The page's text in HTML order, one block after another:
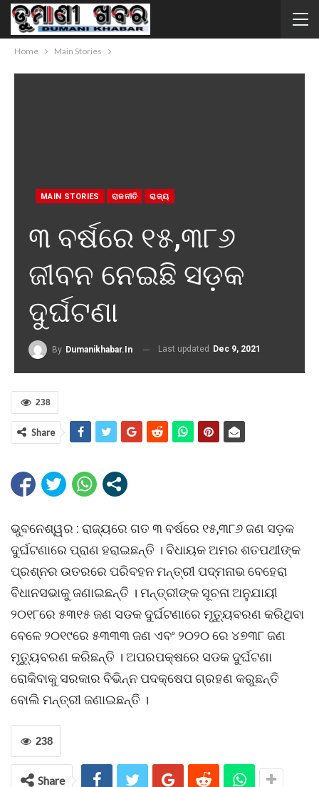
Home Main Stories
MAIN STORIES ରାଜନୀତି ରାଜ୍ୟ
୩ ବର୍ଷରେ ୧୫,୩୮୬
ଜୀବନ ନେଇଛି ସଡ଼କ
ଦୁର୍ଘଟଣା
By Dumanikhabar.in Last updated Dec 9, 2021
238
Share
ଭୁବନେଶ୍ୱର : ରାଜ୍ୟରେ ଗତ ୩ ବର୍ଷରେ ୧୫,୩୮୬ ଜଣ ସଡ଼କ
ଦୁର୍ଘଟଣାରେ ପ୍ରାଣ ହରାଇଛନ୍ତି । ବିଧାୟକ ଅମର ଶତପଥୀଙ୍କ
ପ୍ରଶ୍ନର ଉତରରେ ପରିବହନ ମନ୍ତ୍ରୀ ପଦ୍ମନାଭ ବେହେରା
ବିଧାନସଭାକୁ ଜଣାଇଛନ୍ତି । ମନ୍ତ୍ରୀଙ୍କ ସୂଚନା ଅନୁଯାୟୀ
୨୦୧୮ରେ ୫୩୧୫ ଜଣ ସଡକ ଦୁର୍ଘଟଣାରେ ମୃତ୍ୟୁବରଣ କରିଥିବା
ବେଳେ ୨୦୧୯ରେ ୫୩୩୩ ଜଣ ଏବଂ ୨୦୨୦ ରେ ୪୭୩୮ ଜଣ
ମୃତ୍ୟୁବରଣ କରିଛନ୍ତି । ଅପରପକ୍ଷରେ ସଡକ ଦୁର୍ଘଟଣା
ରୋକିବାକୁ ସରକାର ବିଭିନ୍ନ ପଦକ୍ଷେପ ଗ୍ରହଣ କରୁଛନ୍ତି
ବୋଲି ମନ୍ତ୍ରୀ ଜଣାଇଛନ୍ତି ।
238
Share